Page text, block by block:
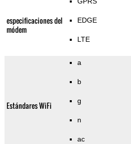
especificaciones del
módem
EDGE
LTE
Estándares WiFi
a
b
g
n
ac